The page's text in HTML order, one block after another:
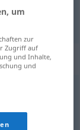
um
zur
Zugriff auf
und Inhalte,
und